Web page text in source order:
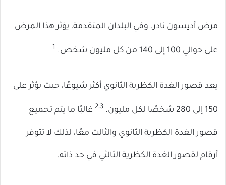
مرض أديسون نادر. وفي البلدان المتقدمة، يؤثر هذا المرض
على حوالي 100 إلى 140 من كل مليون شخص. 1
يعد قصور الغدة الكظرية الثانوي أكثر شيوعًا، حيث يؤثر على
150 إلى 280 شخصًا لكل مليون. 2،3 غالبًا ما يتم تجميع
قصور الغدة الكظرية الثانوي والثالث معًا، لذلك لا تتوفر
أرقام لقصور الغدة الكظرية الثالثي في ​​حد ذاته.